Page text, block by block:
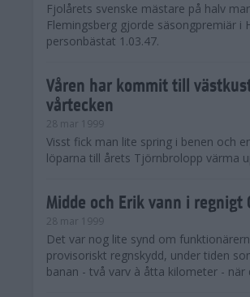
Fjolårets svenske mästare på halv
Flemingsberg gjorde säsongpremiär i
personbästat 1.03.47.
Våren har kommit till
vårtecken
28 mar 1999
Visst fick man lite spring i benen och
löparna till årets Tjörnbrolopp värma
Midde och Erik vann i regnigt
28 mar 1999
Det var nog lite synd om
provisoriskt regnskydd, under tiden
banan - två varv à åtta kilometer - när